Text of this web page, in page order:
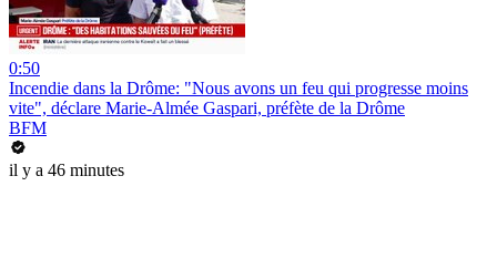
0:50
Incendie dans la Drôme: "Nous avons un feu qui progresse moins
vite", déclare Marie-Almée Gaspari, préfète de la Drôme
BFM
il y a 46 minutes